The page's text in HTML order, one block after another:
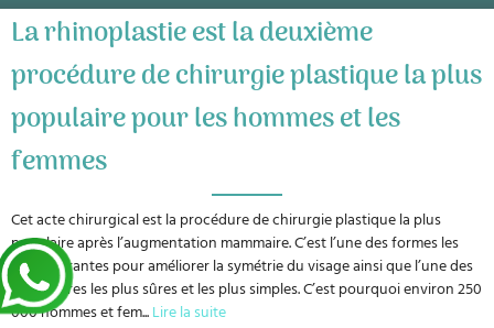
La rhinoplastie est la deuxième
procédure de chirurgie plastique la plus
populaire pour les hommes et les
femmes
Cet acte chirurgical est la procédure de chirurgie plastique la plus
populaire après l’augmentation mammaire. C’est l’une des formes les
plus courantes pour améliorer la symétrie du visage ainsi que l’une des
procédures les plus sûres et les plus simples. C’est pourquoi environ 250
000 hommes et fem...Lire la suite